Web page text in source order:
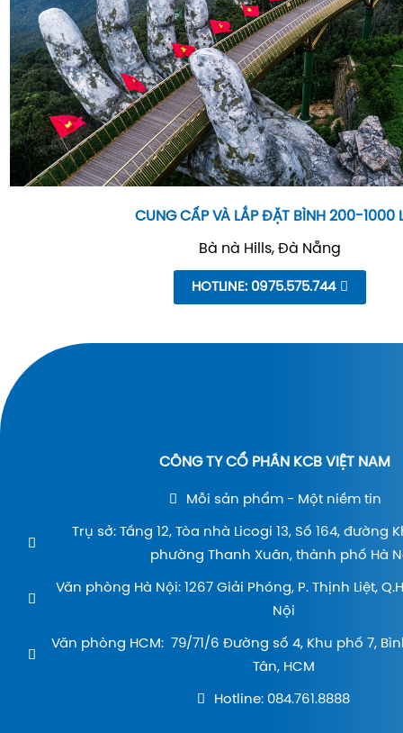
CUNG CẤP VÀ LẮP ĐẶT BÌNH 200-1000
Bà nà Hills, Đà Nẵng
HOTLINE: 0975.575.744
CÔNG TY CỔ PHẦN KCB VIỆT NAM
Mỗi sản phẩm - Một niềm tin
Trụ sở: Tầng 12, Tòa nhà Licogi 13, Số 164, đường
phường Thanh Xuân, thành phố Hà
Văn phòng Hà Nội: 1267 Giải Phóng, P. Thịnh Liệt,
Nội
Văn phòng HCM: 79/71/6 Đường số 4, Khu phố 7,
Tân, HCM
Hotline: 084.761.8888